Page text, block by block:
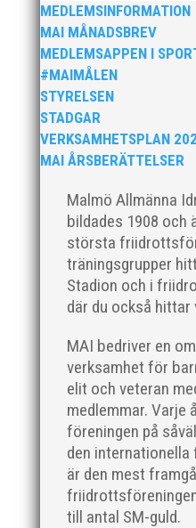
MEDLEMSINFORMATION
MAI MÅNADSBREV
MEDLEMSAPPEN I
#MAIMÅLEN
STYRELSEN
STADGAR
VERKSAMHETSPLAN
MAI ÅRSBERÄTTELSER
Malmö Allmänna
bildades 1908 och
största
träningsgrupper
Stadion och i
där du också hittar
MAI bedriver en
verksamhet för
elit och veteran
medlemmar. Varje
föreningen på
den
är den mest
till antal SM-guld.
I sommar anordnas vår
för barn födda 2012-2018.
friidrott, lek och
diplom, fika, lunch och
20 juni) v.26 (24-28 juni)
Över hundra personer
ägde rum på
Restaurang på
Klubb Skåne bjuder in
grengruppsträff för häck
mars blir det en dag
Träffen riktar sig till
2007–2010. Har ni en
äldre så hör...